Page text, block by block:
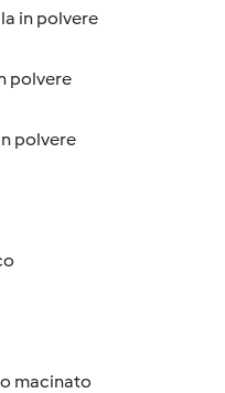
in polvere
polvere
polvere
macinato